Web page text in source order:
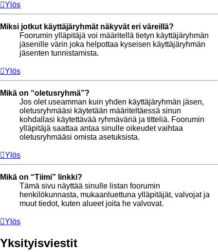
Ylös
Miksi jotkut käyttäjäryhmät näkyvät eri väreillä?
Foorumin ylläpitäjä voi määritellä tietyn käyttäjäryhmän
jäsenille värin joka helpottaa kyseisen käyttäjäryhmän
jäsenten tunnistamista.
Ylös
Mikä on “oletusryhmä”?
Jos olet useamman kuin yhden käyttäjäryhmän jäsen,
oletusryhmääsi käytetään määriteltäessä sinun
kohdallasi käytettävää ryhmäväriä ja titteliä. Foorumin
ylläpitäjä saattaa antaa sinulle oikeudet vaihtaa
oletusryhmääsi omista asetuksista.
Ylös
Mikä on “Tiimi” linkki?
Tämä sivu näyttää sinulle listan foorumin
henkilökunnasta, mukaanluettuna ylläpitäjät, valvojat ja
muut tiedot, kuten alueet joita he valvovat.
Ylös
Yksityisviestit